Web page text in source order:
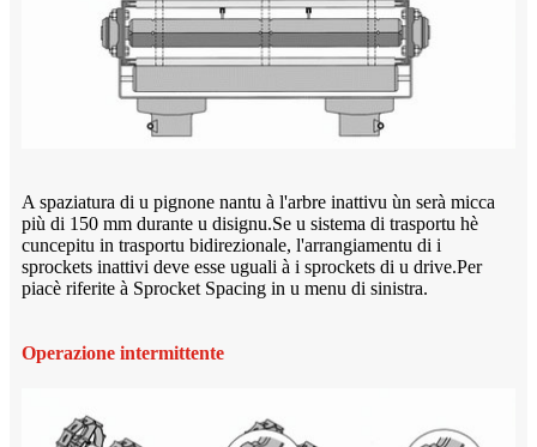
A spaziatura di u pignone nantu à l'arbre inattivu ùn serà micca
più di 150 mm durante u disignu.Se u sistema di trasportu hè
cuncepitu in trasportu bidirezionale, l'arrangiamentu di i
sprockets inattivi deve esse uguali à i sprockets di u drive.Per
piacè riferite à Sprocket Spacing in u menu di sinistra.
Operazione intermittente